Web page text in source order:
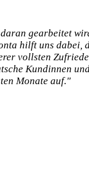
gearbeitet
hilft uns dabei,
vollsten
Kundinnen
Monate auf."